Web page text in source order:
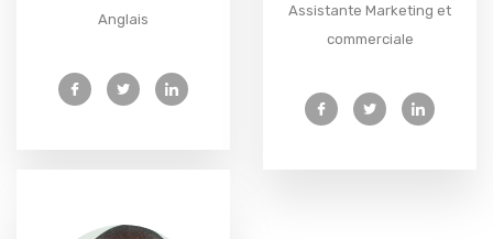
Anglais
Assistante Marketing et
commerciale